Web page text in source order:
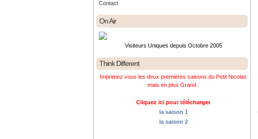
Contact
On Air
Visiteurs Uniques depuis Octobre 2005
Think Different
Imprimez vous les deux premières saisons du Petit Nicolas
mais en plus Grand :
Cliquez ici pour télécharger
la saison 1
la saison 2